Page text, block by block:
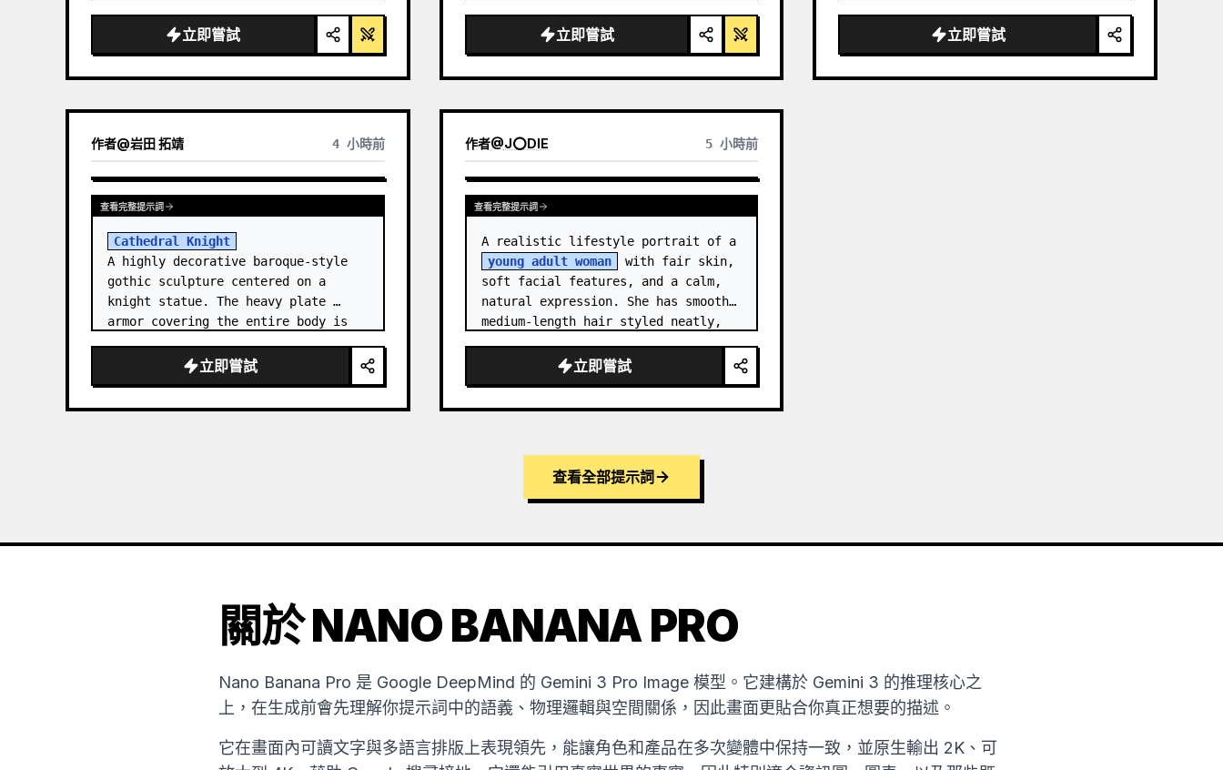
立即嘗試 立即嘗試
- 語言：日文
立即嘗試
作者@岩田 拓靖 4 小時前
查看完整提示詞
Cathedral Knight
A highly decorative baroque-style
gothic sculpture centered on a
knight statue. The heavy plate
armor covering the entire body is
and swirling filigree decorations.
立即嘗試
作者@J⭕DIE 5 小時前
查看完整提示詞
A realistic lifestyle portrait of a
young adult woman
with fair skin,
soft facial features, and a calm,
natural expression. She has smooth
medium-length hair styled neatly,
appearance. …立即嘗試
查看全部提示詞
關於 NANO BANANA PRO
Nano Banana Pro 是 Google DeepMind 的 Gemini 3 Pro Image 模型。它建構於 Gemini 3 的推理核心之
上，在生成前會先理解你提示詞中的語義、物理邏輯與空間關係，因此畫面更貼合你真正想要的描述。
它在畫面內可讀文字與多語言排版上表現領先，能讓角色和產品在多次變體中保持一致，並原生輸出 2K、可